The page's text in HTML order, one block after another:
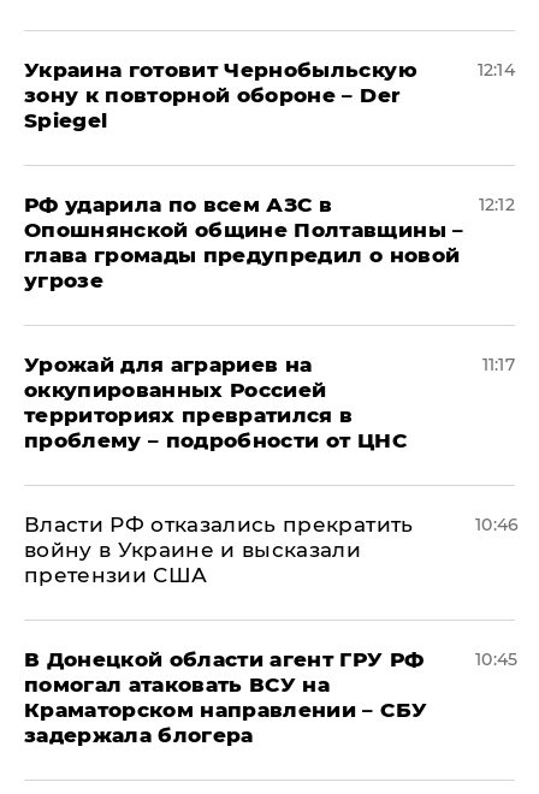
Украина готовит Чернобыльскую
зону к повторной обороне – Der
Spiegel
12:14
РФ ударила по всем АЗС в
Опошнянской общине Полтавщины –
глава громады предупредил о новой
угрозе
12:12
Урожай для аграриев на
оккупированных Россией
территориях превратился в
проблему – подробности от ЦНС
11:17
Власти РФ отказались прекратить
войну в Украине и высказали
претензии США
10:46
В Донецкой области агент ГРУ РФ
помогал атаковать ВСУ на
Краматорском направлении – СБУ
задержала блогера
10:45